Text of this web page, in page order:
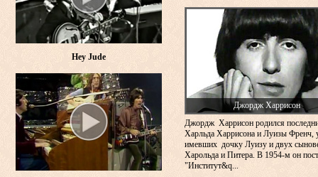
Джордж Харрисон
Джордж Харрисон родился
Харльда Харрисона и Луизы Френч,
имевших дочку Луизу и двух
Харольда и Питера. В 1954-м он
"Институт&q...
Hey Jude